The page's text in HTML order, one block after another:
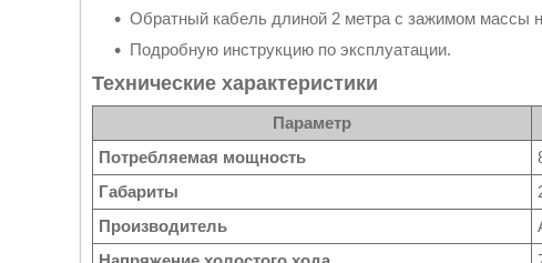
Обратный кабель длиной 2 метра с зажимом массы
Подробную инструкцию по эксплуатации.
Технические характеристики
Параметр
Потребляемая мощность
Габариты
Производитель